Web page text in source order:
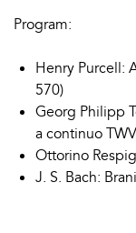
Program:
Henry Purcell:
570)
Georg Philipp
a continuo
Ottorino
J. S. Bach: